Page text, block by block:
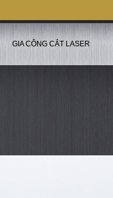
GIA CÔNG CẮT LASER